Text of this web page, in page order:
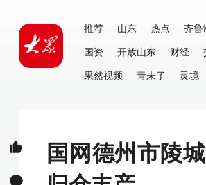
推荐 山东 热点 齐鲁
国资
开放山东 财经
果然视频
青未了 灵境
国网德州市陵